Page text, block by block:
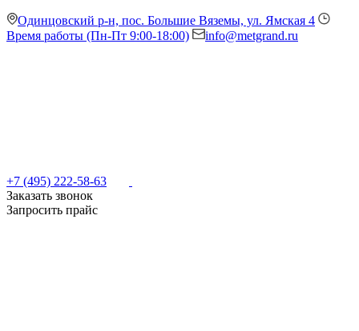
Одинцовский р-н, пос. Большие Вяземы, ул. Ямская 4
Время работы (Пн-Пт 9:00-18:00)
info@metgrand.ru
+7 (495) 222-58-63
Заказать звонок
Запросить прайс